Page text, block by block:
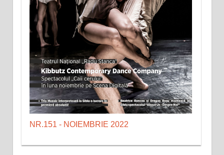
NR.151 - NOIEMBRIE 2022